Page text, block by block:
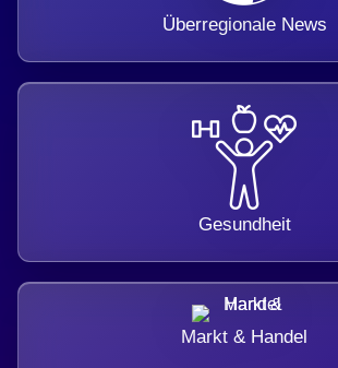
Überregionale News
Gesundheit
Markt & Handel